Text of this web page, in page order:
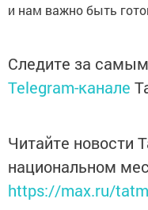
и нам важно быть
Следите за
Telegram-канале
Читайте новости
национальном
https://max.ru/